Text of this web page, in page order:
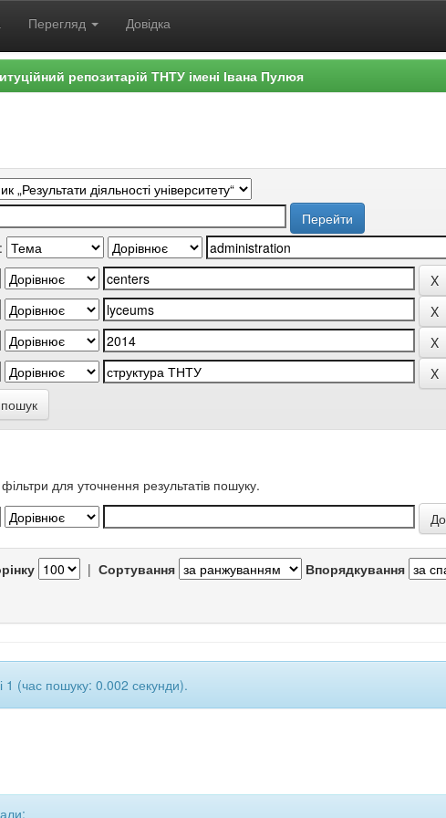
Перегляд Довідка
репозитарій ТНТУ імені Івана Пулюя
для уточнення результатів пошуку.
| Сортування Впорядкування
1 (час пошуку: 0.002 секунди).